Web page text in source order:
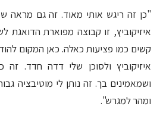
"כן זה ריגש אותי מאוד. זה גם מראה
איזיקוביץ, זו קבוצה מפוארת הדואגת
קשים כמו פציעות כאלה. כאן המקום
איזיקוביץ ולסוכן שלי דדה חדד. זה
ושמאמינים בך. זה נותן לי מוטיבציה
ומהר למגרש".